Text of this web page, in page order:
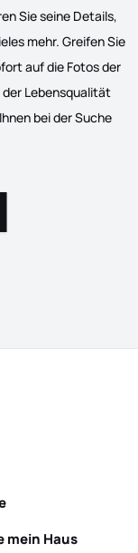
Sie seine Details,
mehr. Greifen Sie
auf die Fotos der
Lebensqualität
bei der Suche
mein Haus